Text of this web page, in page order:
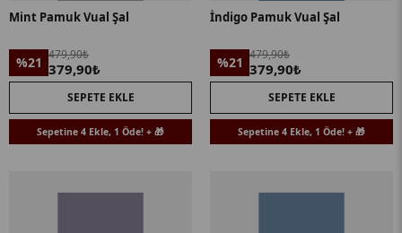
Mint Pamuk Vual Şal
%21 479,90₺
379,90₺
SEPETE EKLE
Sepetine 4 Ekle, 1 Öde! + 🎁
İndigo Pamuk Vual Şal
%21 479,90₺
379,90₺
SEPETE EKLE
Sepetine 4 Ekle, 1 Öde! + 🎁